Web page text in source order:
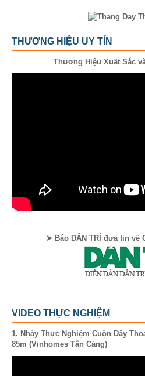
THƯƠNG HIỆU UY TÍN
Thương Hiệu Xuất Sắc
➤ Báo DÂN TRÍ đưa tin về
VIDEO THỰC NGHIỆM
1. Nhảy Thực Nghiệm Cuộn Dây
85m (Vinhomes Tân Cảng)